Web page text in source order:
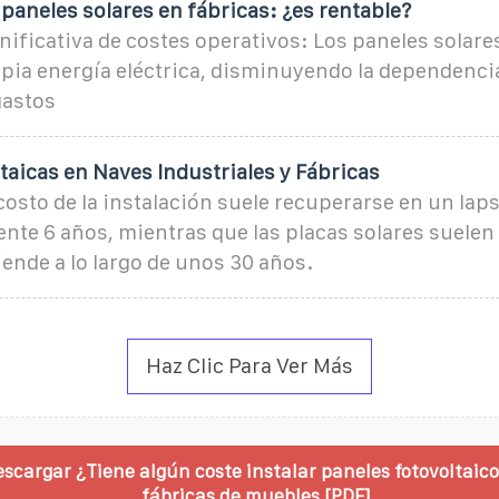
solares en fábricas: ¿es rentable?
de costes operativos: Los paneles
energía eléctrica, disminuyendo la
en Naves Industriales y Fábricas
de la instalación suele recuperarse en un
6 años, mientras que las placas solares
a lo largo de unos 30 años.
Haz Clic Para Ver Más
¿Tiene algún coste instalar paneles